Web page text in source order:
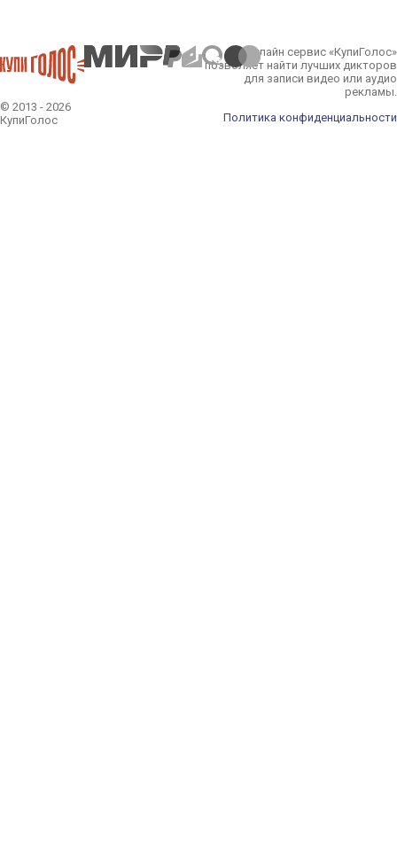
© 2013 - 2026
КупиГолос
Онлайн сервис «КупиГолос»
позволяет найти лучших дикторов
для записи видео или аудио
рекламы.
Политика конфиденциальности